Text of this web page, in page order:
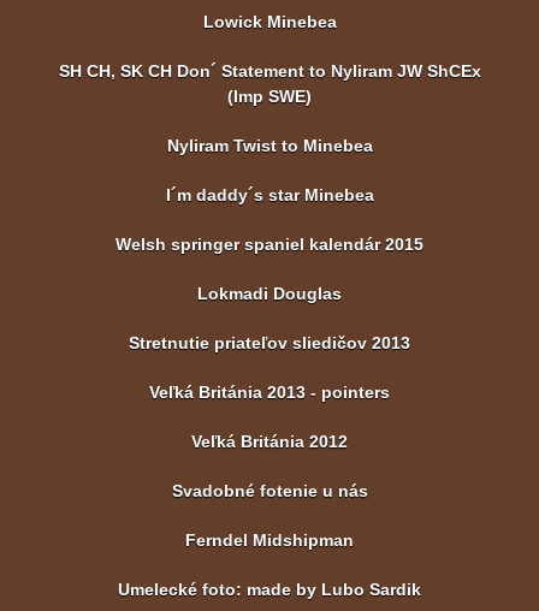
Lowick Minebea
SH CH, SK CH Don´ Statement to Nyliram JW ShCEx
(Imp SWE)
Nyliram Twist to Minebea
I´m daddy´s star Minebea
Welsh springer spaniel kalendár 2015
Lokmadi Douglas
Stretnutie priateľov sliedičov 2013
Veľká Británia 2013 - pointers
Veľká Británia 2012
Svadobné fotenie u nás
Ferndel Midshipman
Umelecké foto: made by Lubo Sardik